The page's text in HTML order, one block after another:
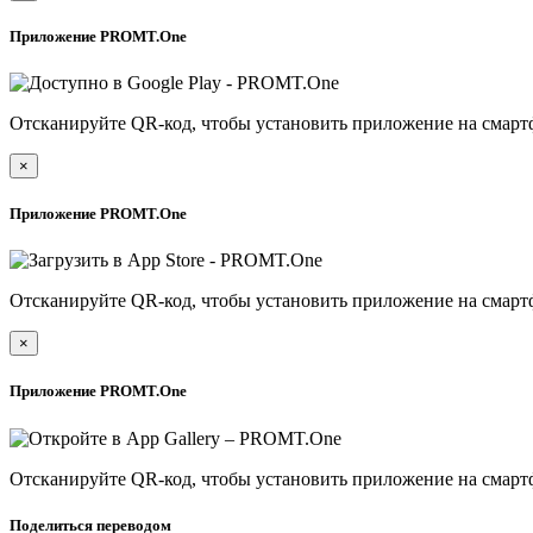
Приложение PROMT.One
Отсканируйте QR-код, чтобы установить приложение на
×
Приложение PROMT.One
Отсканируйте QR-код, чтобы установить приложение на
×
Приложение PROMT.One
Отсканируйте QR-код, чтобы установить приложение на
Поделиться переводом